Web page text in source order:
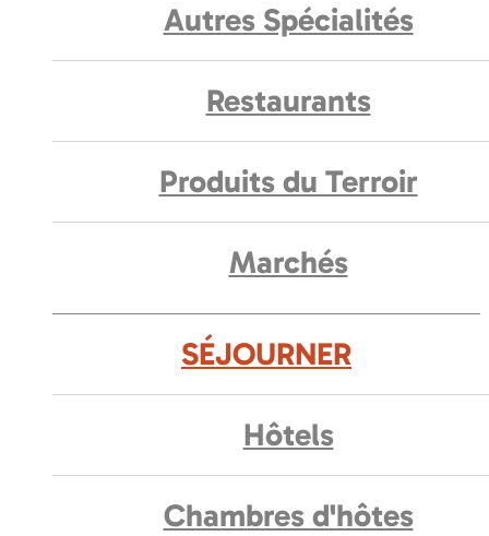
Autres Spécialités
Restaurants
Produits du Terroir
Marchés
SÉJOURNER
Hôtels
Chambres d'hôtes